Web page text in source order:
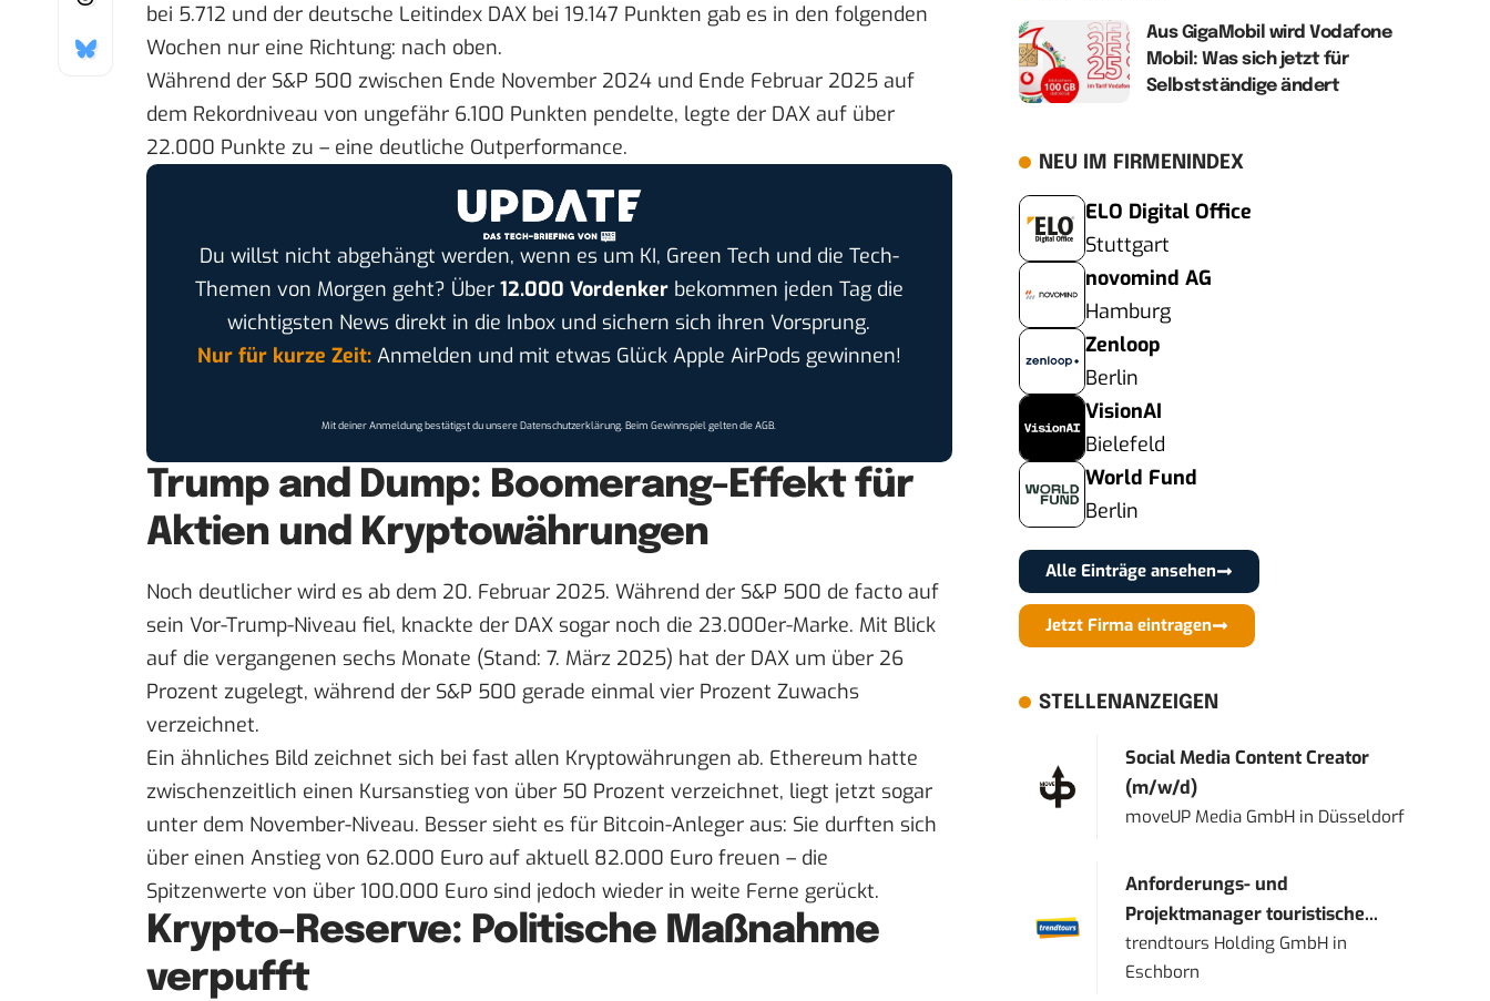
bei 5.712 und der deutsche Leitindex DAX bei 19.147 Punkten gab es in den folgenden
Wochen nur eine Richtung: nach oben.
Während der S&P 500 zwischen Ende November 2024 und Ende Februar 2025 auf
dem Rekordniveau von ungefähr 6.100 Punkten pendelte, legte der DAX auf über
22.000 Punkte zu – eine deutliche Outperformance.
Du willst nicht abgehängt werden, wenn es um KI, Green Tech und die Tech-
Themen von Morgen geht? Über 12.000 Vordenkerbekommen jeden Tag die
wichtigsten News direkt in die Inbox und sichern sich ihren Vorsprung.
Nur für kurze Zeit:Anmelden und mit etwas Glück Apple AirPods gewinnen!
Mit deiner Anmeldung bestätigst du unsereDatenschutzerklärung. Beim Gewinnspiel gelten dieAGB.
Trump and Dump: Boomerang-Effekt für
Aktien und Kryptowährungen
Noch deutlicher wird es ab dem 20. Februar 2025. Während der S&P 500 de facto auf
sein Vor-Trump-Niveau fiel, knackte der DAX sogar noch die 23.000er-Marke. Mit Blick
auf die vergangenen sechs Monate (Stand: 7. März 2025) hat der DAX um über 26
Prozent zugelegt, während der S&P 500 gerade einmal vier Prozent Zuwachs
verzeichnet.
Ein ähnliches Bild zeichnet sich bei fast allen Kryptowährungen ab. Ethereum hatte
zwischenzeitlich einen Kursanstieg von über 50 Prozent verzeichnet, liegt jetzt sogar
unter dem November-Niveau. Besser sieht es für Bitcoin-Anleger aus: Sie durften sich
über einen Anstieg von 62.000 Euro auf aktuell 82.000 Euro freuen – die
Spitzenwerte von über 100.000 Euro sind jedoch wieder in weite Ferne gerückt.
Krypto-Reserve: Politische Maßnahme
verpufft
Aus GigaMobil wird Vodafone
Mobil: Was sich jetzt für
Selbstständige ändert
NEU IM FIRMENINDEX
ELO Digital Office
Stuttgart
novomind AG
Hamburg
Zenloop
Berlin
VisionAI
Bielefeld
World Fund
Berlin
Alle Einträge ansehen
Jetzt Firma eintragen
STELLENANZEIGEN
Social Media Content Creator
(m/w/d)
moveUP Media GmbH in Düsseldorf
Anforderungs- und
Projektmanager touristische...
trendtours Holding GmbH in
Eschborn